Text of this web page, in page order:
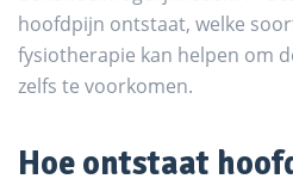
hoofdpijn ontstaat, welke
fysiotherapie kan helpen om
zelfs te voorkomen.
Hoe ontstaat